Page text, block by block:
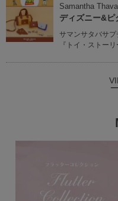
Samantha
ディズニー&ピ
サマンサタバサ
『トイ・ストーリ